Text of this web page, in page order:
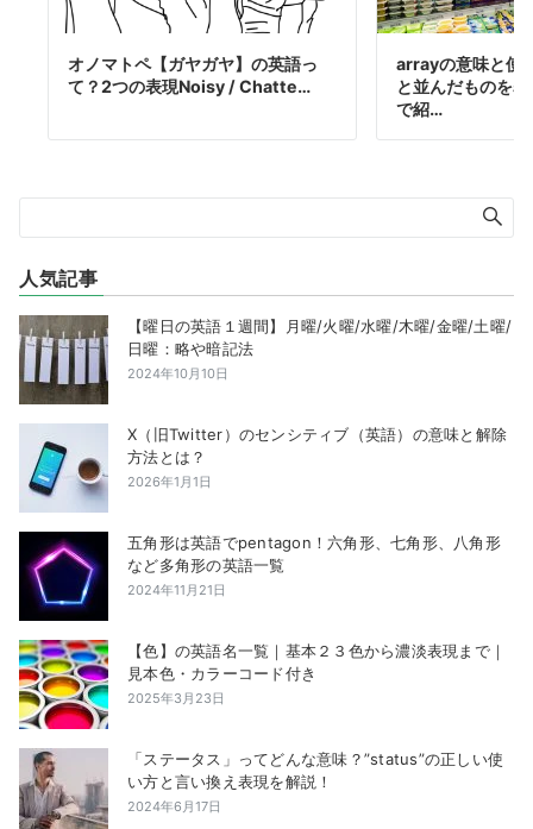
オノマトペ【ガヤガヤ】の英語っ
て？2つの表現Noisy / Chatte…
arrayの意味と使
と並んだものを
で紹…
人気記事
【曜日の英語１週間】月曜/火曜/水曜/木曜/金曜/土曜/
日曜：略や暗記法
2024年10月10日
X（旧Twitter）のセンシティブ（英語）の意味と解除
方法とは？
2026年1月1日
五角形は英語でpentagon！六角形、七角形、八角形
など多角形の英語一覧
2024年11月21日
【色】の英語名一覧｜基本２３色から濃淡表現まで｜
見本色・カラーコード付き
2025年3月23日
「ステータス」ってどんな意味？”status”の正しい使
い方と言い換え表現を解説！
2024年6月17日